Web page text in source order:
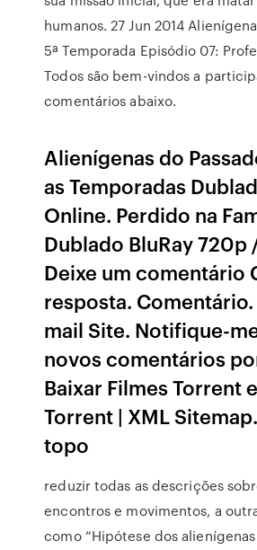
humanos. 27 Jun 2014
5ª Temporada Episódio 07:
Todos são bem-vindos a
comentários abaixo.
Alienígenas do
as Temporadas
Online. Perdido na
Dublado BluRay 720p
Deixe um comentário
resposta. Comentário.
mail Site. Notifique-
novos comentários
Baixar Filmes Torrent
Torrent | XML
topo
reduzir todas as descrições
encontros e movimentos, a
como “Hipótese dos